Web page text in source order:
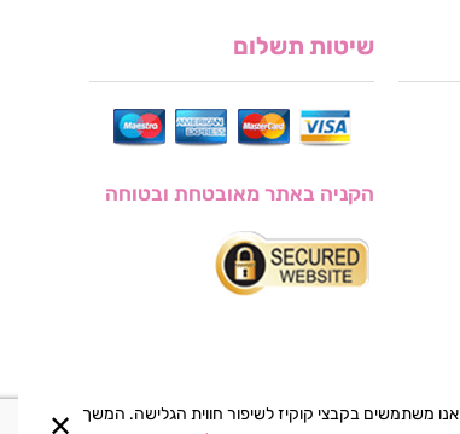
שיטות תשלום
הקניה באתר מאובטחת ובטוחה
אנו משתמשים בקבצי קוקיז לשיפור חווית הגלישה. המשך
✕